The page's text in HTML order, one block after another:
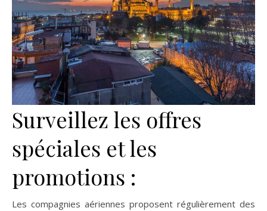
Surveillez les offres
spéciales et les
promotions :
Les compagnies aériennes proposent régulièrement des